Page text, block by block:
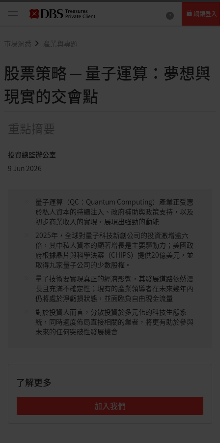
網銀登入
市場洞悉 產業與專題
股票策略 ─ 量子運算：夢想與
現實的交會點
重點摘要
投資總監辦公室
9 Jun 2026
量子運算（QC：Quantum Computing）產業正受惠
於私人資本的持續注入、政府補助與政策支持，以及
初步商業收入的實現，展現出強勁的動能
2025年，全球對量子科技新創公司的投資激增逾六
倍，其中私人資本的顯著增長是主要驅動力；美國政
府根據晶片與科學法案（CHIPS）提供20億美元，並
取得九家量子公司的少數股權。
量子技術要實現真正的經濟影響，其發展道路依然漫
長且充滿不確定性；現有的產業領導者在未來幾年內
仍將處於淨虧損狀態，並面臨負自由現金流量
對於投資人而言，分散投資於多元化的科技生態系
統，同時適度佈局直接相關的業者，將更有助於參與
未來的任何突破性發展機會
了解更多
加入我們